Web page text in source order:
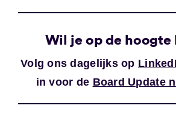
Wil je op de hoogte
Volg ons dagelijks op
in voor de Board Update